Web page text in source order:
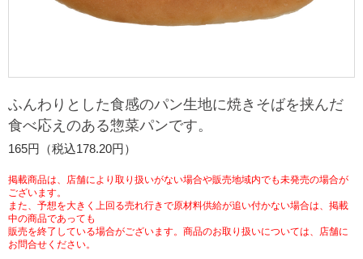
セブンプレミアム
ギフト
プリペイドカード・金券
ニンテンドー・ダウンロードカード
マルチコピー機でできること
コピー
プリント
スキャン
ファクス
宅配便
切手・はがき・印紙
セブン銀行ATM
ご利用可能なお支払い方法
チケットサービス
セブンチケット
チケットぴあ
イープラス
セブン‐イレブンでお受取り
タワーレコード
セブンネットショッピング
停電時のサービス停止のお知らせ
ニュースリリース
企業理念
会社概要
貸借対照表・損益計算書
沿革
サステナビリティ
セブン＆アイ・ホールディングスの重点課題
サステナビリティ活動基本方針
サステナビリティ推進体制
GREEN CHALLENGE 2050
加盟店オーナー募集
アルバイト情報 採用情報
店舗検索
ネットショッピング
お問い合わせ
ふんわりとした食感のパン生地に焼きそばを挟んだ
食べ応えのある惣菜パンです。
165円（税込178.20円）
掲載商品は、店舗により取り扱いがない場合や販売地域内でも未発売の場合が
ございます。
また、予想を大きく上回る売れ行きで原材料供給が追い付かない場合は、掲載
中の商品であっても
販売を終了している場合がございます。商品のお取り扱いについては、店舗に
お問合せください。